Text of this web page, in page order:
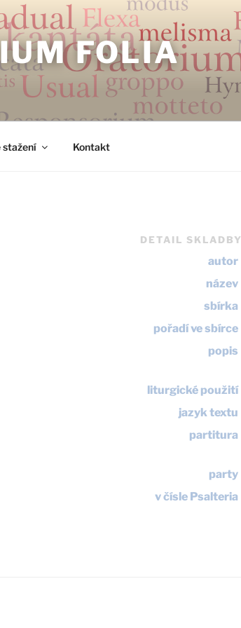
FOLIA
stažení Kontakt
DETAIL SKLADBY
autor
název
sbírka
pořadí ve sbírce
popis
liturgické použití
jazyk textu
partitura
party
v čísle Psalteria